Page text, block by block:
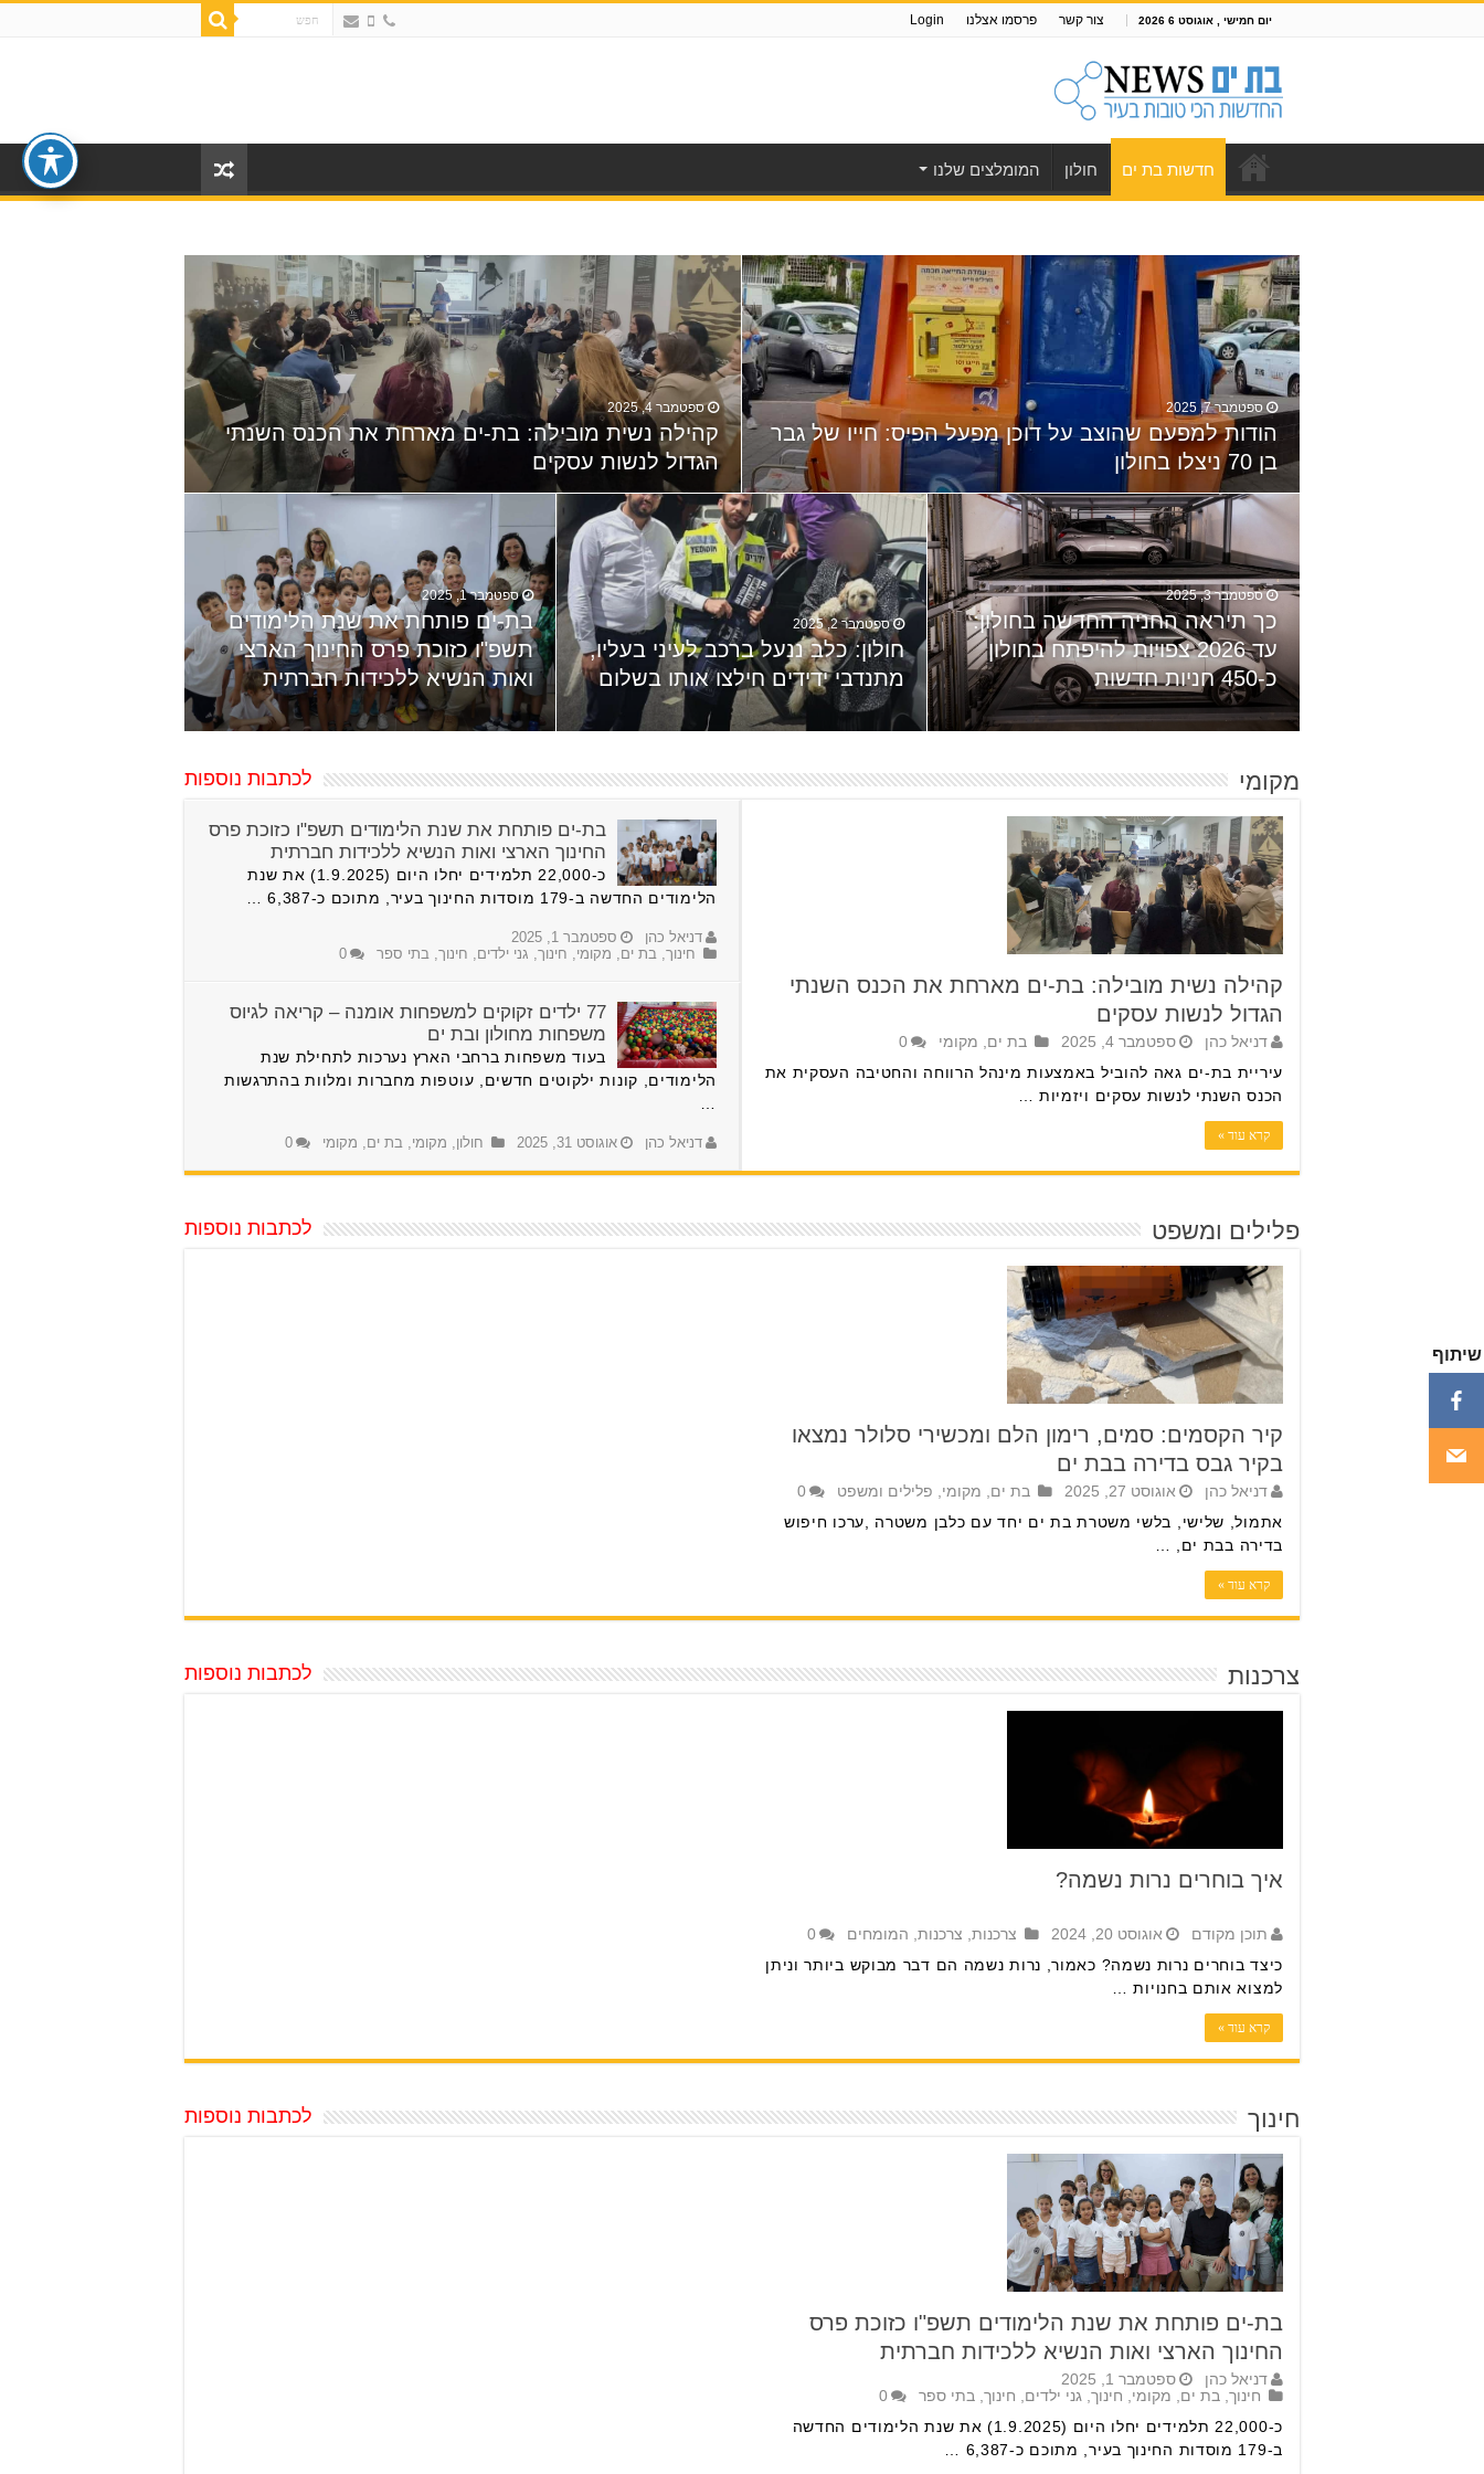
יום חמישי , אוגוסט 6 2026 צור קשר פרסמו אצלנו Login
חדשות בת ים חולון המומלצים שלנו
ספטמבר 7, 2025
הודות למפעם שהוצב על דוכן מפעל הפיס: חייו של גבר
בן 70 ניצלו בחולון
ספטמבר 4, 2025
קהילה נשית מובילה: בת-ים מארחת את הכנס השנתי
הגדול לנשות עסקים
ספטמבר 3, 2025
כך תיראה החניה החדשה בחולון:
עד 2026 צפויות להיפתח בחולון
כ-450 חניות חדשות
ספטמבר 2, 2025
חולון: כלב ננעל ברכב לעיני בעליו,
מתנדבי ידידים חילצו אותו בשלום
ספטמבר 1, 2025
בת-ים פותחת את שנת הלימודים
תשפ"ו כזוכת פרס החינוך הארצי
ואות הנשיא ללכידות חברתית
מקומי לכתבות נוספות
קהילה נשית מובילה: בת-ים מארחת את הכנס השנתי
הגדול לנשות עסקים
דניאל כהן ספטמבר 4, 2025 בת ים, מקומי 0
עיריית בת-ים גאה להוביל באמצעות מינהל הרווחה והחטיבה העסקית את
הכנס השנתי לנשות עסקים ויזמיות …
קרא עוד »
בת-ים פותחת את שנת הלימודים תשפ"ו כזוכת פרס
החינוך הארצי ואות הנשיא ללכידות חברתית
כ-22,000 תלמידים יחלו היום (1.9.2025) את שנת
הלימודים החדשה ב-179 מוסדות החינוך בעיר, מתוכם כ-6,387 …
דניאל כהן
ספטמבר 1, 2025
חינוך, בת ים, מקומי, חינוך, גני ילדים, חינוך, בתי ספר 0
77 ילדים זקוקים למשפחות אומנה – קריאה לגיוס
משפחות מחולון ובת ים
בעוד משפחות ברחבי הארץ נערכות לתחילת שנת
הלימודים, קונות ילקוטים חדשים, עוטפות מחברות ומלוות בהתרגשות
דניאל כהן אוגוסט 31, 2025 חולון, מקומי, בת ים, מקומי 0
פלילים ומשפט לכתבות נוספות
קיר הקסמים: סמים, רימון הלם ומכשירי סלולר נמצאו
בקיר גבס בדירה בבת ים
דניאל כהן אוגוסט 27, 2025 בת ים, מקומי, פלילים ומשפט 0
אתמול, שלישי, בלשי משטרת בת ים יחד עם כלבן משטרה ,ערכו חיפוש
בדירה בבת ים, …
קרא עוד »
צרכנות לכתבות נוספות
איך בוחרים נרות נשמה?
תוכן מקודם אוגוסט 20, 2024 צרכנות, צרכנות, המומחים 0
כיצד בוחרים נרות נשמה? כאמור, נרות נשמה הם דבר מבוקש ביותר וניתן
למצוא אותם בחנויות …
קרא עוד »
חינוך לכתבות נוספות
בת-ים פותחת את שנת הלימודים תשפ"ו כזוכת פרס
החינוך הארצי ואות הנשיא ללכידות חברתית
דניאל כהן
ספטמבר 1, 2025
חינוך, בת ים, מקומי, חינוך, גני ילדים, חינוך, בתי ספר 0
כ-22,000 תלמידים יחלו היום (1.9.2025) את שנת הלימודים החדשה
ב-179 מוסדות החינוך בעיר, מתוכם כ-6,387 …
שיתוף